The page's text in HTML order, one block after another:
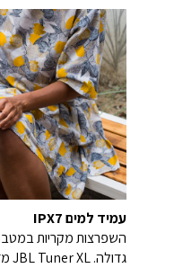
עמיד למים IPX7
השפרצות מקריות
גדולה. JBL Tuner XL מדורג כעמיד למים IPX7.